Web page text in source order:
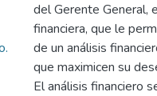
del Gerente General,
financiera, que le
de un análisis
que maximicen su
El análisis financiero